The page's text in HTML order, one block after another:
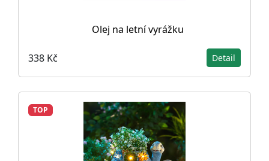
Olej na letní vyrážku
338 Kč Detail
TOP